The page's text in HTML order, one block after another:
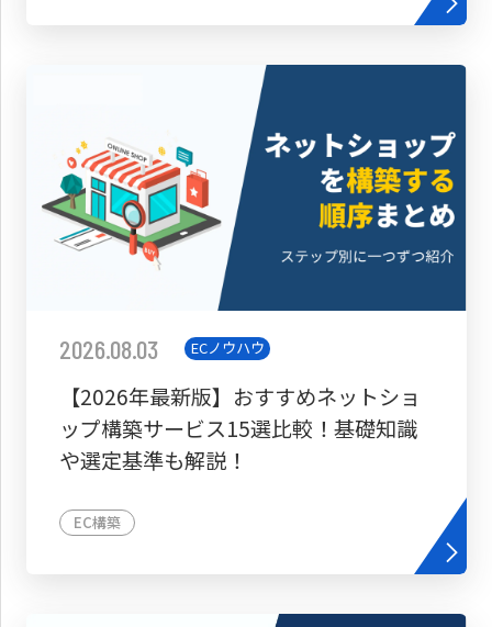
2026.08.03 ECノウハウ
【2026年最新版】おすすめネットショ
ップ構築サービス15選比較！基礎知識
や選定基準も解説！
EC構築